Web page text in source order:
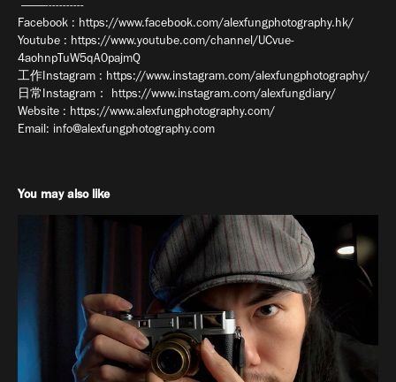
———-----------
Facebook : https://www.facebook.com/alexfungphotography.hk/
Youtube : https://www.youtube.com/channel/UCvue-
4aohnpTuW5qA0pajmQ
工作Instagram : https://www.instagram.com/alexfungphotography/
日常Instagram： https://www.instagram.com/alexfungdiary/
Website : https://www.alexfungphotography.com/
Email: info@alexfungphotography.com
You may also like